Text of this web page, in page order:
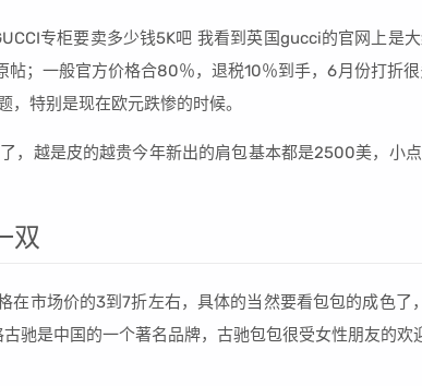
专柜要卖多少钱5K吧 我看到英国gucci的官网上是
帖；一般官方价格合80％，退税10％到手，6月份打折
特别是现在欧元跌惨的时候。
，越是皮的越贵今年新出的肩包基本都是2500美，小
双
在市场价的3到7折左右，具体的当然要看包包的成色了
驰是中国的一个著名品牌，古驰包包很受女性朋友的欢